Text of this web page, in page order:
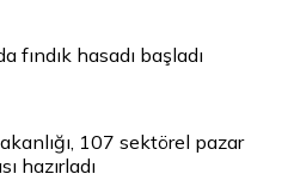
fındık hasadı başladı
107 sektörel pazar
hazırladı